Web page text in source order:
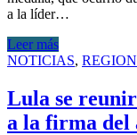
a la líder…
Leer más
NOTICIAS,
Lula se
a la firma del